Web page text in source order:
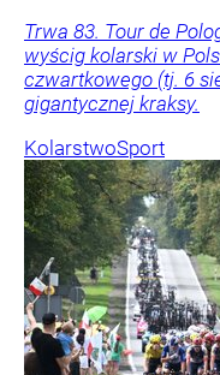
Trwa 83. Tour de
wyścig kolarski w
czwartkowego (tj. 6
gigantycznej kraksy.
KolarstwoSport